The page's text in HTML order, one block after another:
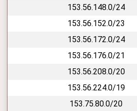
153.56.148.0/24
153.56.152.0/23
153.56.172.0/24
153.56.176.0/21
153.56.208.0/20
153.56.224.0/19
153.75.80.0/20